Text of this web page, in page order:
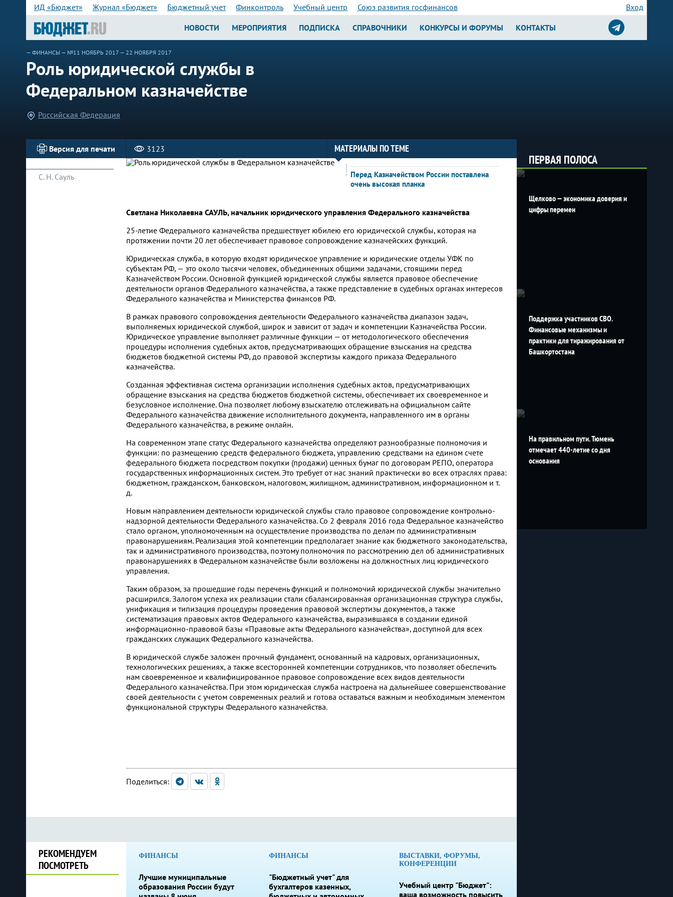
ИД «Бюджет» Журнал «Бюджет» Бюджетный учет Финконтроль Учебный центр Союз развития госфинансов Вход
НОВОСТИ МЕРОПРИЯТИЯ ПОДПИСКА СПРАВОЧНИКИ КОНКУРСЫ И ФОРУМЫ КОНТАКТЫ
— ФИНАНСЫ — №11 НОЯБРЬ 2017 — 22 НОЯБРЯ 2017
Роль юридической службы в
Федеральном казначействе
Российская Федерация
Версия для печати 3123 МАТЕРИАЛЫ ПО ТЕМЕ
С. Н. Сауль
Перед Казначейством России поставлена
очень высокая планка
Светлана Николаевна САУЛЬ, начальник юридического управления Федерального казначейства
25-летие Федерального казначейства предшествует юбилею его юридической службы, которая на
протяжении почти 20 лет обеспечивает правовое сопровождение казначейских функций.
Юридическая служба, в которую входят юридическое управление и юридические отделы УФК по
субъектам РФ, — это около тысячи человек, объединенных общими задачами, стоящими перед
Казначейством России. Основной функцией юридической службы является правовое обеспечение
деятельности органов Федерального казначейства, а также представление в судебных органах интересов
Федерального казначейства и Министерства финансов РФ.
В рамках правового сопровождения деятельности Федерального казначейства диапазон задач,
выполняемых юридической службой, широк и зависит от задач и компетенции Казначейства России.
Юридическое управление выполняет различные функции — от методологического обеспечения
процедуры исполнения судебных актов, предусматривающих обращение взыскания на средства
бюджетов бюджетной системы РФ, до правовой экспертизы каждого приказа Федерального
казначейства.
Созданная эффективная система организации исполнения судебных актов, предусматривающих
обращение взыскания на средства бюджетов бюджетной системы, обеспечивает их своевременное и
безусловное исполнение. Она позволяет любому взыскателю отслеживать на официальном сайте
Федерального казначейства движение исполнительного документа, направленного им в органы
Федерального казначейства, в режиме онлайн.
На современном этапе статус Федерального казначейства определяют разнообразные полномочия и
функции: по размещению средств федерального бюджета, управлению средствами на едином счете
федерального бюджета посредством покупки (продажи) ценных бумаг по договорам РЕПО, оператора
государственных информационных систем. Это требует от нас знаний практически во всех отраслях права:
бюджетном, гражданском, банковском, налоговом, жилищном, административном, информационном и т.
д.
Новым направлением деятельности юридической службы стало правовое сопровождение контрольно-
надзорной деятельности Федерального казначейства. Со 2 февраля 2016 года Федеральное казначейство
стало органом, уполномоченным на осуществление производства по делам по административным
правонарушениям. Реализация этой компетенции предполагает знание как бюджетного законодательства,
так и административного производства, поэтому полномочия по рассмотрению дел об административных
правонарушениях в Федеральном казначействе были возложены на должностных лиц юридического
управления.
Таким образом, за прошедшие годы перечень функций и полномочий юридической службы значительно
расширился. Залогом успеха их реализации стали сбалансированная организационная структура службы,
унификация и типизация процедуры проведения правовой экспертизы документов, а также
систематизация правовых актов Федерального казначейства, выразившаяся в создании единой
информационно-правовой базы «Правовые акты Федерального казначейства», доступной для всех
гражданских служащих Федерального казначейства.
В юридической службе заложен прочный фундамент, основанный на кадровых, организационных,
технологических решениях, а также всесторонней компетенции сотрудников, что позволяет обеспечить
нам своевременное и квалифицированное правовое сопровождение всех видов деятельности
Федерального казначейства. При этом юридическая служба настроена на дальнейшее совершенствование
своей деятельности с учетом современных реалий и готова оставаться важным и необходимым элементом
функциональной структуры Федерального казначейства.
Поделиться:
РЕКОМЕНДУЕМ
ПОСМОТРЕТЬ
ФИНАНСЫ
Лучшие муниципальные
образования России будут
ФИНАНСЫ
"Бюджетный учет" для
бухгалтеров казенных,
ВЫСТАВКИ, ФОРУМЫ,
КОНФЕРЕНЦИИ
Учебный центр "Бюджет":
ваша возможность повысить
ПЕРВАЯ ПОЛОСА
Щелково — экономика доверия и
цифры перемен
Поддержка участников СВО.
Финансовые механизмы и
практики для тиражирования от
Башкортостана
На правильном пути. Тюмень
отмечает 440-летие со дня
основания